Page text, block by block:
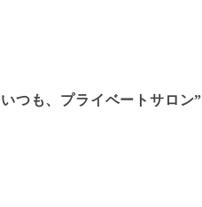
いつも、プライベートサロン